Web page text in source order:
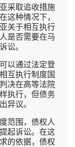
采取追收措施
这种情况下，
关于相互执行
是否需要在马
讼。
以通过法定登
互执行制度国
决在高等法院
执行，但债务
异议。
范围，债权人
起诉讼。在这
的依据，债权